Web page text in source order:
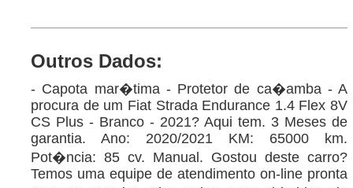
Outros Dados:
- Capota mar�tima - Protetor de ca�amba - A
procura de um Fiat Strada Endurance 1.4 Flex 8V
CS Plus - Branco - 2021? Aqui tem. 3 Meses de
garantia. Ano: 2020/2021 KM: 65000 km.
Pot�ncia: 85 cv. Manual. Gostou deste carro?
Temos uma equipe de atendimento on-line pronta